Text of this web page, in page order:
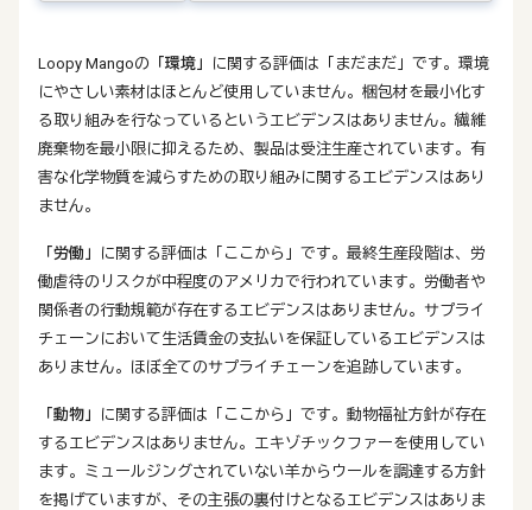
Loopy Mangoの 「環境」
に関する評価は「まだまだ」です。環境
にやさしい素材はほとんど使用していません。梱包材を最小化す
る取り組みを行なっているというエビデンスはありません。繊維
廃棄物を最小限に抑えるため、製品は受注生産されています。有
害な化学物質を減らすための取り組みに関するエビデンスはあり
ません。
「労働」
に関する評価は「ここから」です。最終生産段階は、労
働虐待のリスクが中程度のアメリカで行われています。労働者や
関係者の行動規範が存在するエビデンスはありません。サプライ
チェーンにおいて生活賃金の支払いを保証しているエビデンスは
ありません。ほぼ全てのサプライチェーンを追跡しています。
「動物」
に関する評価は「ここから」です。動物福祉方針が存在
するエビデンスはありません。エキゾチックファーを使用してい
ます。ミュールジングされていない羊からウールを調達する方針
を掲げていますが、その主張の裏付けとなるエビデンスはありま